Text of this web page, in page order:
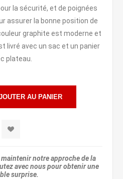
la sécurité, et de poignées
assurer la bonne position de
graphite est moderne et
livré avec un sac et un panier
plateau.
notre approche de la
avec nous pour obtenir une
surprise.